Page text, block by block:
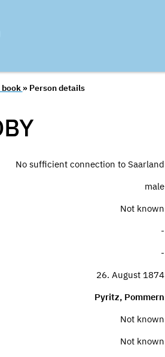
book » Person details
No sufficient connection to Saarland
male
Not known
-
-
26. August 1874
Pyritz, Pommern
Not known
Not known